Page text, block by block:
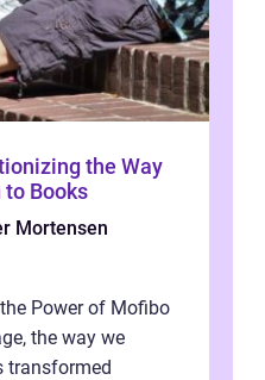
the Way
to Books
Mortensen
Power of Mofibo
the way we
transformed